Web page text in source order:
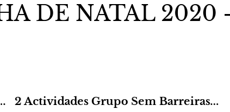
DE NATAL 2020
2 Actividades Grupo Sem